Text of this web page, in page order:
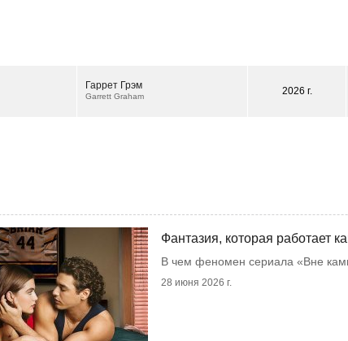
Гаррет Грэм
Garrett Graham 2026 г.
Фантазия, которая работает
В чем феномен сериала «Вне
28 июня 2026 г.